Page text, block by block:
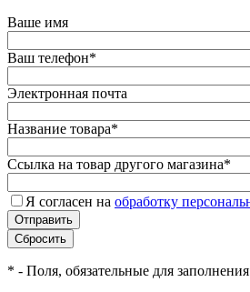
Ваше имя
Ваш телефон*
Электронная почта
Название товара*
Ссылка на товар другого магазина*
Я согласен на обработку
* - Поля, обязательные для заполнения